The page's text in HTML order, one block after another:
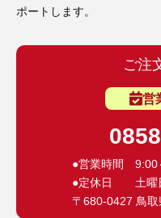
ポートします。
ご注
営
●営業時間
●定休日 土曜
〒680-0427 鳥